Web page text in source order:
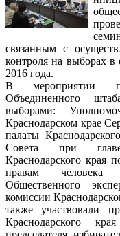
связанным с
контроля на выборах в
2016 года.
В мероприятии
Объединенного
выборами:
Краснодарском крае
палаты
Совета при главе
Краснодарского края
правам человека
Общественного
комиссии
также участвовали
Краснодарского